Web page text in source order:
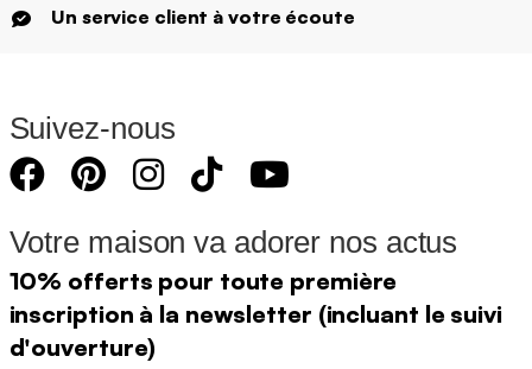
Un service client à votre écoute
Suivez-nous
Votre maison va adorer nos actus
10% offerts pour toute première
inscription à la newsletter (incluant le suivi
d'ouverture)